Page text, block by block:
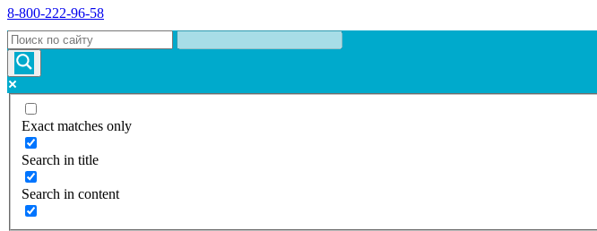
8-800-222-96-58
Exact matches only
Search in title
Search in content